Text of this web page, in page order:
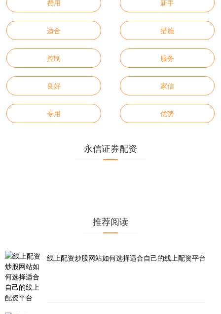
费用 新手
适合 措施
控制 服务
良好 家信
专用 优势
永信证券配资
推荐阅读
线上配资炒股网站如何选择适合自己的线上配资平台